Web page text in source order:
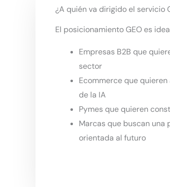
¿A quién va dirigido el servicio
El posicionamiento GEO es
Empresas B2B que
sector
Ecommerce que
de la IA
Pymes que quieren
Marcas que buscan
orientada al futuro